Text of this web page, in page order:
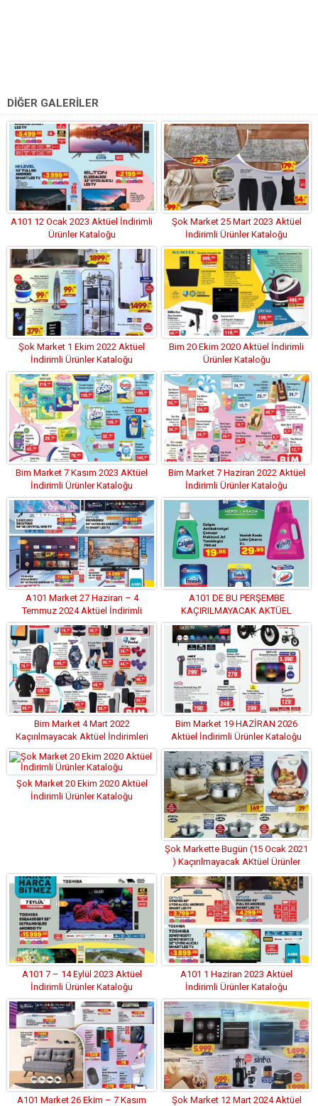
DİĞER GALERİLER
A101 12 Ocak 2023 Aktüel İndirimli
Ürünler Kataloğu
Şok Market 25 Mart 2023 Aktüel
İndirimli Ürünler Kataloğu
Şok Market 1 Ekim 2022 Aktüel
İndirimli Ürünler Kataloğu
Bim 20 Ekim 2020 Aktüel İndirimli
Ürünler Kataloğu
Bim Market 7 Kasım 2023 AKtüel
İndirimli Ürünler Kataloğu
Bim Market 7 Haziran 2022 Aktüel
İndirimli Ürünler Kataloğu
A101 Market 27 Haziran – 4
Temmuz 2024 Aktüel İndirimli
Ürünler Kataloğu
A101 DE BU PERŞEMBE
KAÇIRILMAYACAK AKTÜEL
İNDİRİMLİ ÜRÜNLER KATALOĞU
Bim Market 4 Mart 2022
Kaçırılmayacak Aktüel İndirimleri
Bim Market 19 HAZİRAN 2026
Aktüel İndirimli Ürünler Kataloğu
Şok Market 20 Ekim 2020 Aktüel
İndirimli Ürünler Kataloğu
Şok Markette Bugün (15 Ocak 2021
) Kaçırılmayacak AKtüel Ürünler
Fırsatları
A101 7 – 14 Eylül 2023 Aktüel
İndirimli Ürünler Kataloğu
A101 1 Haziran 2023 Aktüel
İndirimli Ürünler Kataloğu
A101 Market 26 Ekim – 7 Kasım
Şok Market 12 Mart 2024 Aktüel